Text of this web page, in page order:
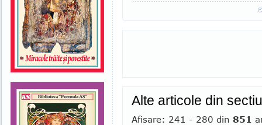
Alte articole din
Afisare: 241 - 280 din 851